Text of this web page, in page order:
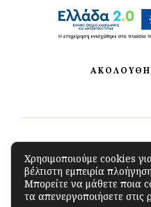
Copyright © 2023
Reserved.
Χρησιμοποιούμε cookies
βέλτιστη εμπειρία
Μπορείτε να μάθετε ποια
τα απενεργοποιήσετε στις